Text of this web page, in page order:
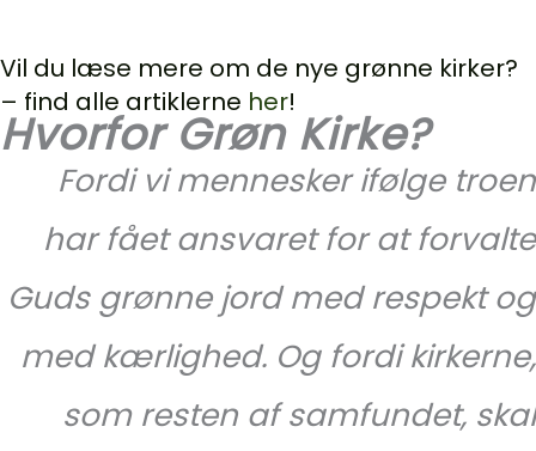
Vil du læse mere om de nye grønne kirker?
– find alle artiklerne her!
Hvorfor Grøn Kirke?
Fordi vi mennesker ifølge troen
har fået ansvaret for at forvalte
Guds grønne jord med respekt og
med kærlighed. Og fordi kirkerne,
som resten af samfundet, skal